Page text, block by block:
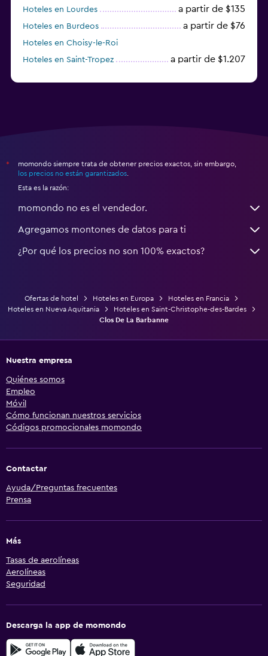
Hoteles en Lourdes a partir de $135
Hoteles en Burdeos a partir de $76
Hoteles en Choisy-le-Roi
Hoteles en Saint-Tropez
a partir de $1.207
*
momondo siempre trata de obtener precios exactos, sin embargo,
los precios no están garantizados
Esta es la razón:
momondo no es el vendedor.
Agregamos montones de datos para ti
¿Por qué los precios no son 100% exactos?
Ofertas de hotel Hoteles en Europa
Hoteles en Francia
Hoteles en Nueva Aquitania
Hoteles en Saint-Christophe-des-Bardes
Clos De La Barbanne
Nuestra empresa
Quiénes somos
Empleo
Móvil
Cómo funcionan nuestros servicios
Códigos promocionales momondo
Contactar
Ayuda/Preguntas frecuentes
Prensa
Más
Tasas de aerolíneas
Aerolíneas
Seguridad
Descarga la app de momondo